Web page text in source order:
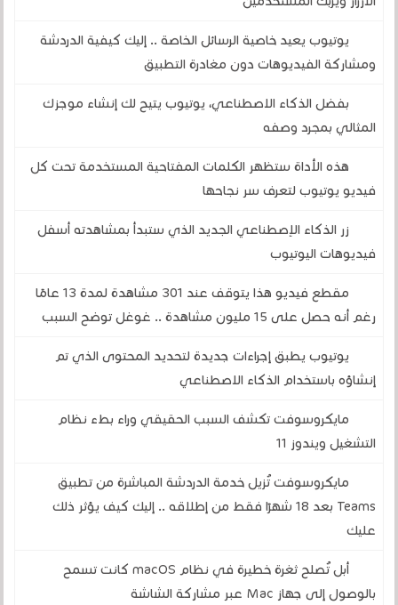
يوتيوب يعيد خاصية الرسائل الخاصة .. إليك كيفية الدردشة
ومشاركة الفيديوهات دون مغادرة التطبيق
بفضل الذكاء الاصطناعي، يوتيوب يتيح لك إنشاء موجزك
المثالي بمجرد وصفه
هذه الأداة ستظهر الكلمات المفتاحية المستخدمة تحت كل
فيديو يوتيوب لتعرف سر نجاحها
زر الذكاء الإصطناعي الجديد الذي ستبدأ بمشاهدته أسفل
فيديوهات اليوتيوب
مقطع فيديو هذا يتوقف عند 301 مشاهدة لمدة 13 عامًا
رغم أنه حصل على 15 مليون مشاهدة .. غوغل توضح السبب
يوتيوب يطبق إجراءات جديدة لتحديد المحتوى الذي تم
إنشاؤه باستخدام الذكاء الاصطناعي
مايكروسوفت تكشف السبب الحقيقي وراء بطء نظام
التشغيل ويندوز 11
مايكروسوفت تُزيل خدمة الدردشة المباشرة من تطبيق
Teams بعد 18 شهرًا فقط من إطلاقه .. إليك كيف يؤثر ذلك
عليك
أبل تُصلح ثغرة خطيرة في نظام macOS كانت تسمح
بالوصول إلى جهاز Mac عبر مشاركة الشاشة